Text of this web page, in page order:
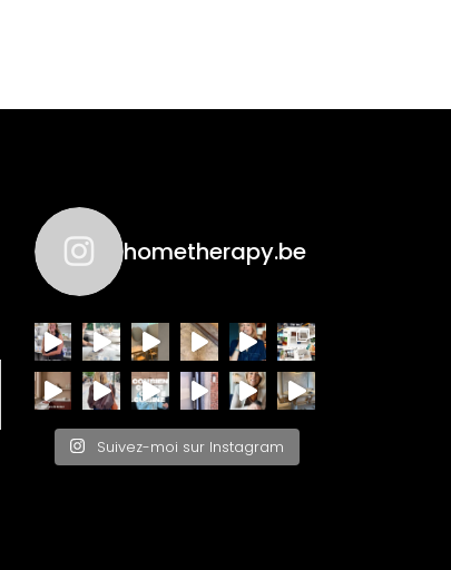
hometherapy.be
Suivez-moi sur Instagram